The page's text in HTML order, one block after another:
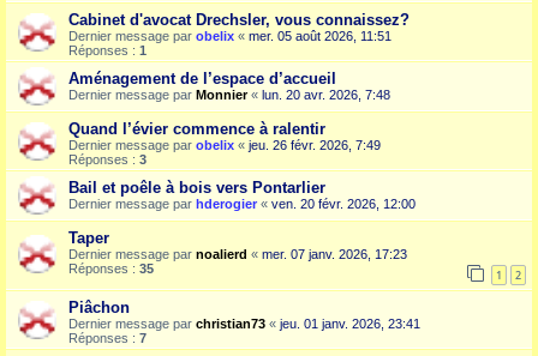
r
Cabinet d'avocat Drechsler, vous connaissez?
Dernier message par obelix « mer. 05 août 2026, 11:51
Réponses : 1
Aménagement de l’espace d’accueil
Dernier message par Monnier« lun. 20 avr. 2026, 7:48
Quand l’évier commence à ralentir
Dernier message par obelix « jeu. 26 févr. 2026, 7:49
Réponses : 3
Bail et poêle à bois vers Pontarlier
Dernier message par hderogier « ven. 20 févr. 2026, 12:00
Taper
Dernier message par noalierd « mer. 07 janv. 2026, 17:23
Réponses : 35 1 2
Piâchon
Dernier message par christian73 « jeu. 01 janv. 2026, 23:41
Réponses : 7